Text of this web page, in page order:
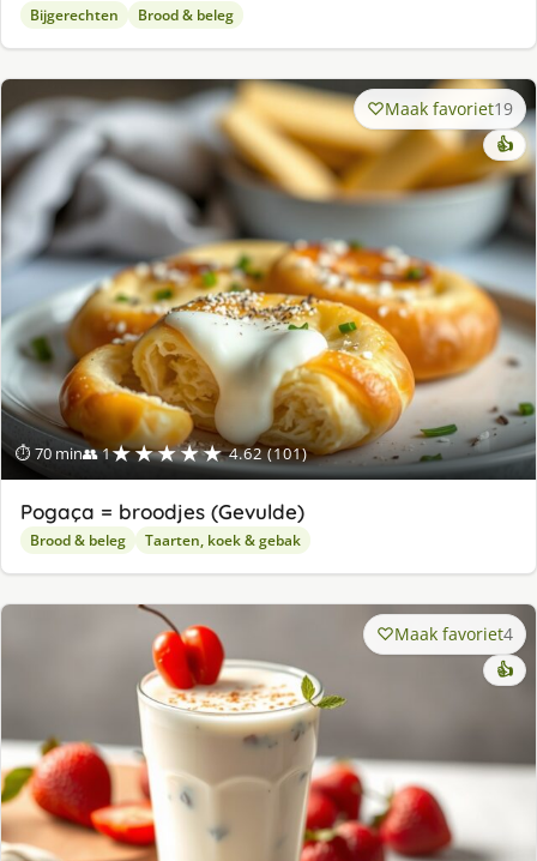
Bijgerechten Brood & beleg
⏱ 70 min👥 1★★★★★ 4.62 (101)
Maak favoriet19
👍
Pogaça = broodjes (Gevulde)
Brood & beleg Taarten, koek & gebak
Maak favoriet4
👍